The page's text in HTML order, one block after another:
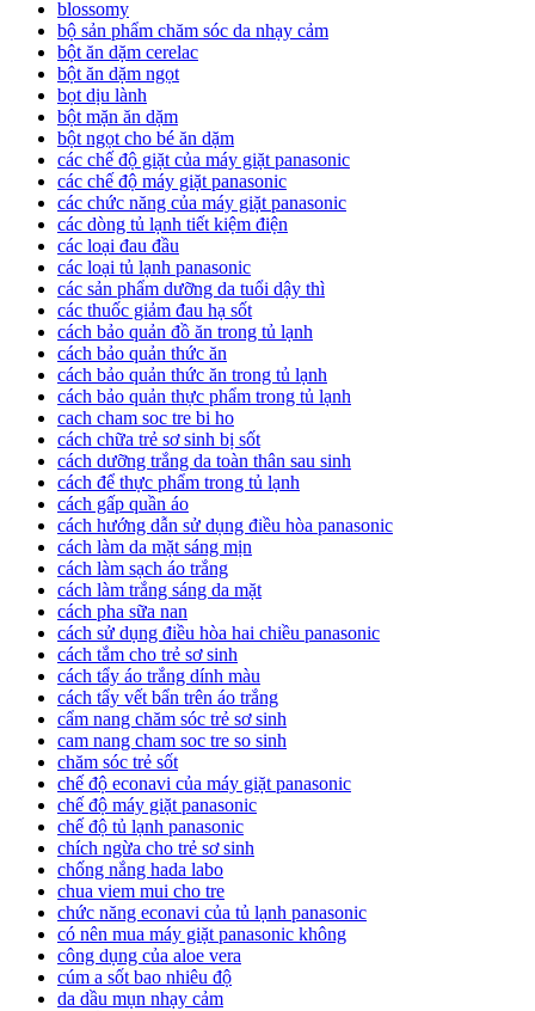
blossomy
bộ sản phẩm chăm sóc da nhạy cảm
bột ăn dặm cerelac
bột ăn dặm ngọt
bọt dịu lành
bột mặn ăn dặm
bột ngọt cho bé ăn dặm
các chế độ giặt của máy giặt panasonic
các chế độ máy giặt panasonic
các chức năng của máy giặt panasonic
các dòng tủ lạnh tiết kiệm điện
các loại đau đầu
các loại tủ lạnh panasonic
các sản phẩm dưỡng da tuổi dậy thì
các thuốc giảm đau hạ sốt
cách bảo quản đồ ăn trong tủ lạnh
cách bảo quản thức ăn
cách bảo quản thức ăn trong tủ lạnh
cách bảo quản thực phẩm trong tủ lạnh
cach cham soc tre bi ho
cách chữa trẻ sơ sinh bị sốt
cách dưỡng trắng da toàn thân sau sinh
cách để thực phẩm trong tủ lạnh
cách gấp quần áo
cách hướng dẫn sử dụng điều hòa panasonic
cách làm da mặt sáng mịn
cách làm sạch áo trắng
cách làm trắng sáng da mặt
cách pha sữa nan
cách sử dụng điều hòa hai chiều panasonic
cách tắm cho trẻ sơ sinh
cách tẩy áo trắng dính màu
cách tẩy vết bẩn trên áo trắng
cẩm nang chăm sóc trẻ sơ sinh
cam nang cham soc tre so sinh
chăm sóc trẻ sốt
chế độ econavi của máy giặt panasonic
chế độ máy giặt panasonic
chế độ tủ lạnh panasonic
chích ngừa cho trẻ sơ sinh
chống nắng hada labo
chua viem mui cho tre
chức năng econavi của tủ lạnh panasonic
có nên mua máy giặt panasonic không
công dụng của aloe vera
cúm a sốt bao nhiêu độ
da dầu mụn nhạy cảm